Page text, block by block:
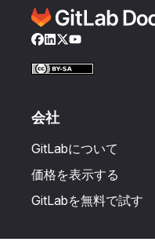
Facebook
LinkedIn
Twitter
YouTube
会社
GitLabについて
価格を表示する
GitLabを無料で試す